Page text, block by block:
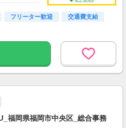
フリーター歓迎
交通費支給
福岡県福岡市中央区_総合事務